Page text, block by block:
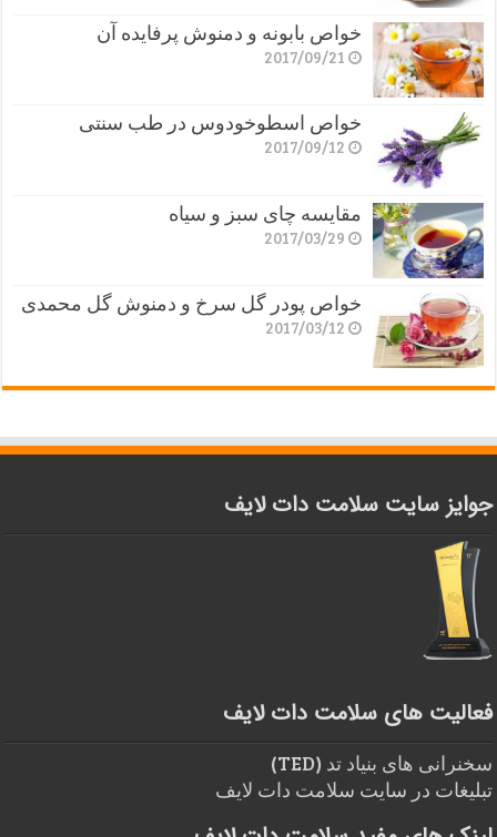
خواص بابونه و دمنوش پرفایده آن
2017/09/21
خواص اسطوخودوس در طب سنتی
2017/09/12
مقایسه چای سبز و سیاه
2017/03/29
خواص پودر گل سرخ و دمنوش گل محمدی
2017/03/12
جوایز سایت سلامت دات لایف
فعالیت های سلامت دات لایف
سخنرانی های بنیاد تد (TED)
تبلیغات در سایت سلامت دات لایف